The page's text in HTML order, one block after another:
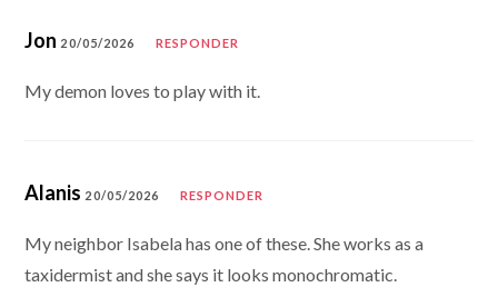
Jon 20/05/2026 RESPONDER
My demon loves to play with it.
Alanis 20/05/2026 RESPONDER
My neighbor Isabela has one of these. She works as a
taxidermist and she says it looks monochromatic.